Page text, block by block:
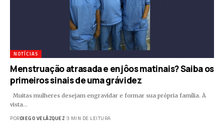
NOTÍCIAS
Menstruação atrasada e enjôos matinais? Saiba os
primeiros sinais de uma grávidez
Muitas mulheres desejam engravidar e formar sua própria família. À
vista…
PORDIEGO VELÁZQUEZ 3 MIN DE LEITURA